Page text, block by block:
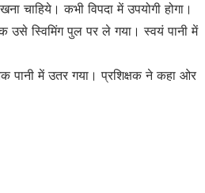
चाहिये। कभी विपदा में उपयोगी होगा।
उसे स्विमिंग पुल पर ले गया। स्वयं पानी में
पानी में उतर गया। प्रशिक्षक ने कहा ओर